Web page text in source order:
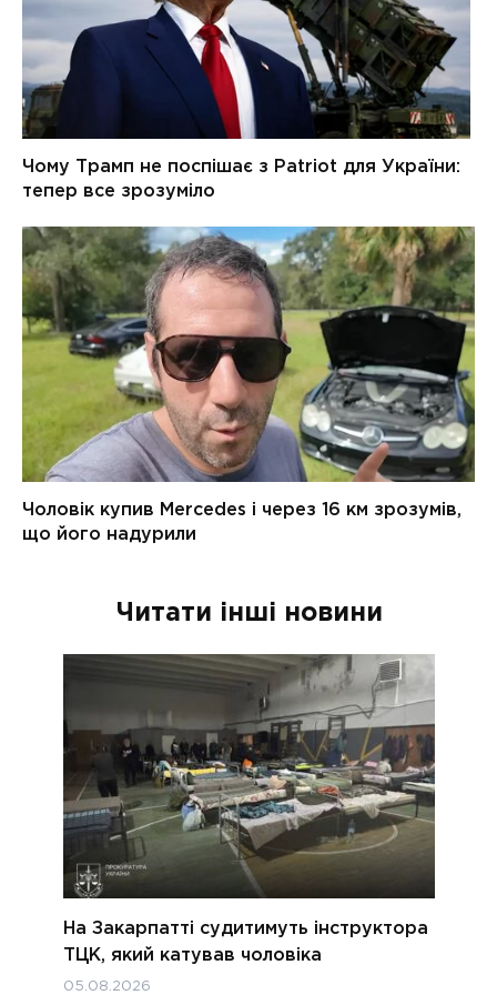
Читати інші новини
На Закарпатті судитимуть інструктора
ТЦК, який катував чоловіка
05.08.2026